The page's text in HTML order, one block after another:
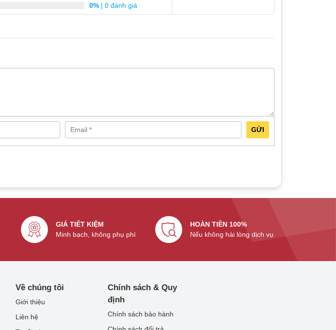
0%| 0 đánh giá
GỬI
GIÁ TIẾT KIỆM
Minh bạch, không phụ phí
HOÀN TIỀN 100%
Nếu không hài lòng dịch vụ
Về chúng tôi
Giới thiệu
Liên hệ
Chính sách & Quy
định
Chính sách bảo hành